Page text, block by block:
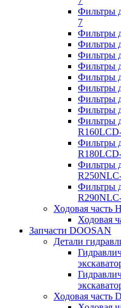
Фильтры
7
Фильтры
Фильтры
Фильтры
Фильтры
Фильтры
Фильтры
Фильтры
Фильтры
Фильтры
Фильтры
Фильтры
Фильтры
Ходовая часть
Ходовая
Запчасти DOOSAN
Детали
Ходовая часть